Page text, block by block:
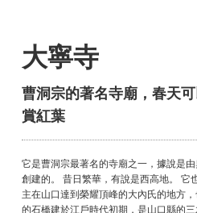
大寧寺
曹洞宗的著名寺廟，春天
賞紅葉
它是曹洞宗最著名的寺廟之一，據說是
創建的。 昔日繁華，有說是西高地。 它
主在山口達到榮耀頂峰的大內氏的地方
的石橋建於江戶時代初期，是山口縣的